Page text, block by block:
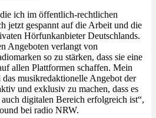
ich im öffentlich-rechtlichen
jetzt gespannt auf die Arbeit und die
Hörfunkanbieter Deutschlands.
Angeboten verlangt von
so zu stärken, dass sie eine
allen Plattformen schaffen. Mein
musikredaktionelle Angebot der
und exklusiv zu machen, dass es
digitalen Bereich erfolgreich ist“,
bei radio NRW.